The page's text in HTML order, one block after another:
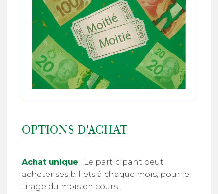
OPTIONS D'ACHAT
Achat unique : Le participant peut
acheter ses billets à chaque mois, pour le
tirage du mois en cours.